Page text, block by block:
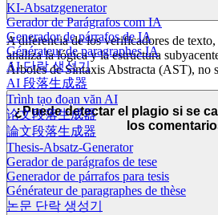
KI-Absatzgenerator
Gerador de Parágrafos com IA
Generador de párrafos de IA
Générateur de paragraphes IA
AI 단락 생성기
AI 段落生成器
Trình tạo đoạn văn AI
论文段落生成器
論文段落生成器
Thesis-Absatz-Generator
Gerador de parágrafos de tese
Generador de párrafos para tesis
Générateur de paragraphes de thèse
논문 단락 생성기
A diferencia de los verificadores de texto,
analiza la lógica y la estructura
Árboles de Sintaxis Abstracta (AST), no
¿Puede detectar el plagio si se
los